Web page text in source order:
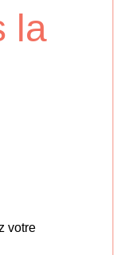
la
votre